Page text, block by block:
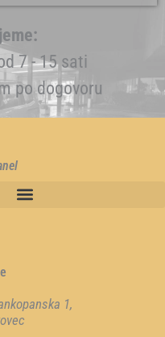
7 - 15 sati
po dogovoru
1,